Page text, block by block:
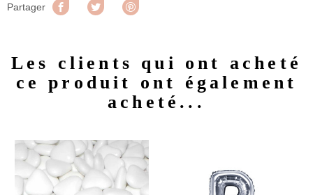
Partager Partager Tweet
Les clients qui ont acheté
ce produit ont également
acheté...